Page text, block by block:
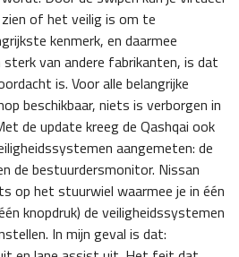
zien of het veilig is om te
kenmerk, en daarmee
van andere fabrikanten, is dat
is. Voor alle belangrijke
beschikbaar, niets is verborgen in
de update kreeg de Qashqai ook
aangemeten: de
de bestuurdersmonitor. Nissan
op het stuurwiel waarmee je in één
knopdruk) de veiligheidssystemen
In mijn geval is dat: